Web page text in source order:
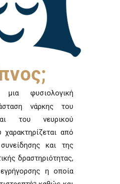
φυσιολογική
νάρκης του
του νευρικού
από
και της
δραστηριότητας,
η οποία